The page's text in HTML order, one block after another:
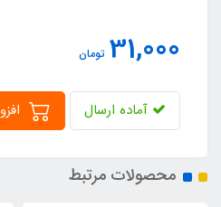
31,000 تومان
آماده ارسال
محصولات مرتبط